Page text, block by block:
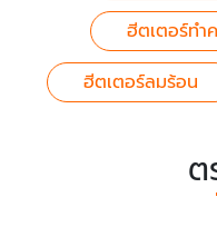
ฮีตเตอร์ทำ
ฮีตเตอร์ลมร้อน
ต